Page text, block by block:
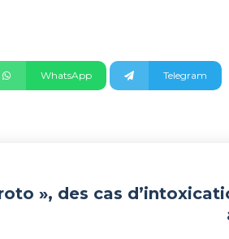
WhatsApp Telegram
», des cas